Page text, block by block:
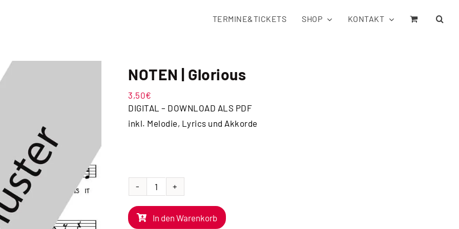
TERMINE&TICKETS SHOP KONTAKT
NOTEN | Glorious
3,50€
DIGITAL – DOWNLOAD ALS PDF
inkl. Melodie, Lyrics und Akkorde
NOTEN
|
Glorious
In den Warenkorb